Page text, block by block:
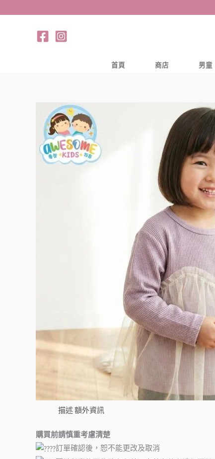
首頁 商店 男童
描述額外資訊
購買前請慎重考慮清楚
訂單確認後，恕不能更改及取消